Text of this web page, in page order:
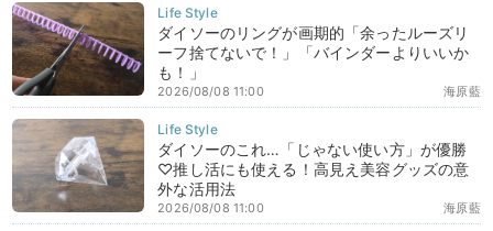
ダイソーのリングが画期的「余ったルーズリ
ーフ捨てないで！」「バインダーよりいいか
も！」
海原藍
2026/08/08 11:00
ダイソーのこれ…「じゃない使い方」が優勝
♡推し活にも使える！高見え美容グッズの意
外な活用法
海原藍
2026/08/08 11:00